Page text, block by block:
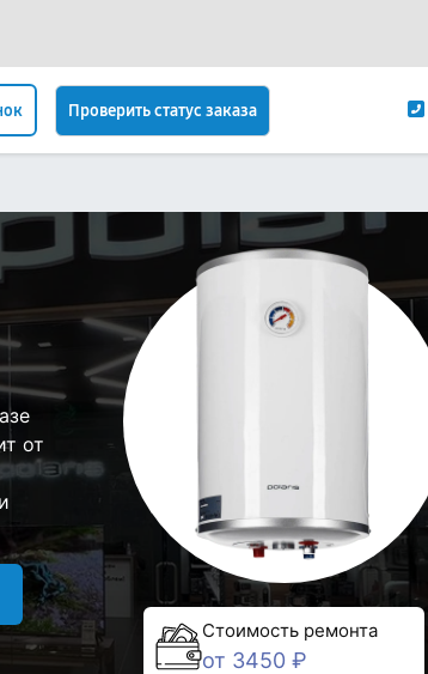
Проверить статус заказа
от
Стоимость ремонта
от 3450 ₽